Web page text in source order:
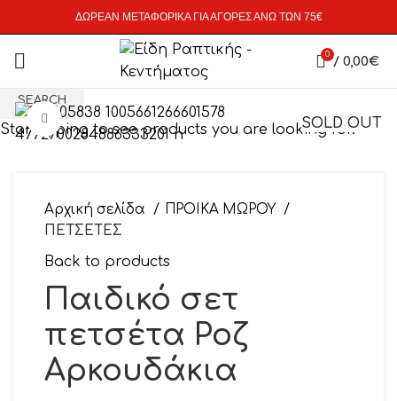
ΔΩΡΕΑΝ ΜΕΤΑΦΟΡΙΚΑ ΓΙΑ ΑΓΟΡΕΣ ΑΝΩ ΤΩΝ 75€
0 / 0,00€
SOLD OUT
Click to enlarge
Αρχική σελίδα
ΠΡΟΙΚΑ ΜΩΡΟΥ
ΠΕΤΣΕΤΕΣ
Back to products
Παιδικό σετ
πετσέτα Ροζ
Αρκουδάκια
SEARCH
Start typing to see products you are looking for.